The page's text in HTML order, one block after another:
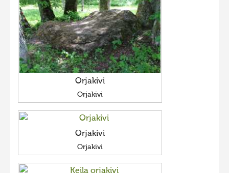
Orjakivi
Orjakivi
Orjakivi
Orjakivi